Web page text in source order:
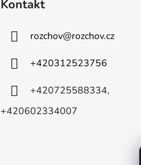
Kontakt
rozchov@rozchov.cz
+420312523756
+420725588334,
+420602334007